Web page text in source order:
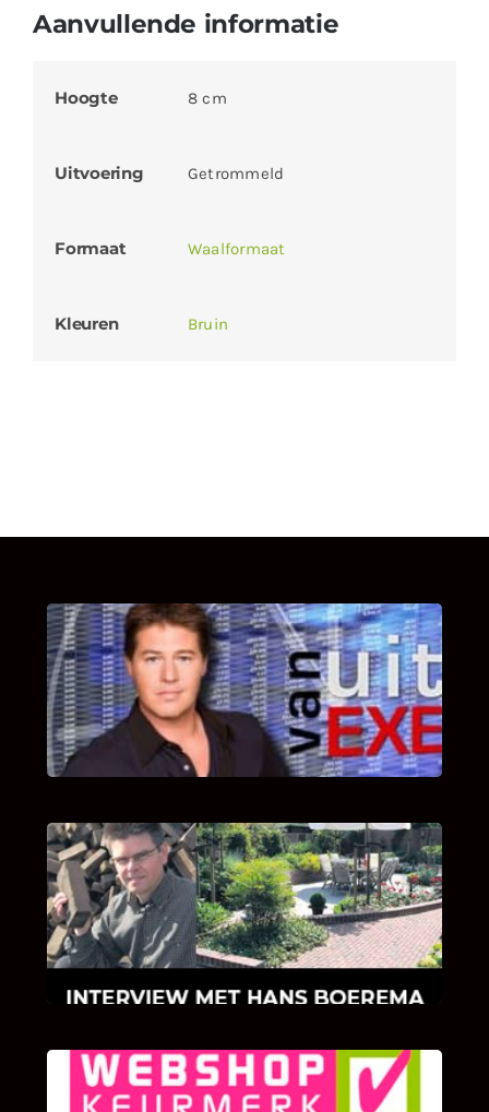
Aanvullende informatie
Hoogte 8 cm
Uitvoering Getrommeld
Formaat Waalformaat
Kleuren Bruin
UITSTEL VAN EXECUTIE
Bekijk hier de fragmenten van de deelname
van Bricks and Stones aan dit programma.
INTERVIEW MET HANS BOEREMA
Hoe Bricks and Stones ontstaan is en wat
Hans Boerema motiveert in de wereld van
klinkers en tegels!
KLANT BEOORDELINGEN